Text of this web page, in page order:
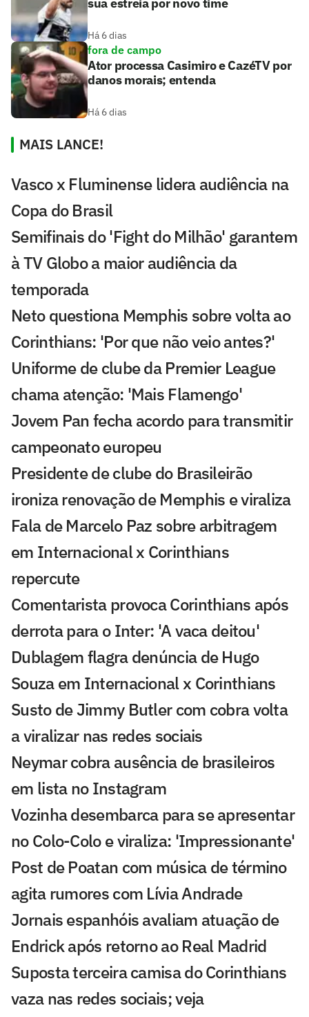
Há 6 dias
fora de campo
Ator processa Casimiro e CazéTV por
danos morais; entenda
Há 6 dias
MAIS LANCE!
Vasco x Fluminense lidera audiência na
Copa do Brasil
Semifinais do 'Fight do Milhão' garantem
à TV Globo a maior audiência da
temporada
Neto questiona Memphis sobre volta ao
Corinthians: 'Por que não veio antes?'
Uniforme de clube da Premier League
chama atenção: 'Mais Flamengo'
Jovem Pan fecha acordo para transmitir
campeonato europeu
Presidente de clube do Brasileirão
ironiza renovação de Memphis e viraliza
Fala de Marcelo Paz sobre arbitragem
em Internacional x Corinthians
repercute
Comentarista provoca Corinthians após
derrota para o Inter: 'A vaca deitou'
Dublagem flagra denúncia de Hugo
Souza em Internacional x Corinthians
Susto de Jimmy Butler com cobra volta
a viralizar nas redes sociais
Neymar cobra ausência de brasileiros
em lista no Instagram
Vozinha desembarca para se apresentar
no Colo-Colo e viraliza: 'Impressionante'
Post de Poatan com música de término
agita rumores com Lívia Andrade
Jornais espanhóis avaliam atuação de
Endrick após retorno ao Real Madrid
Suposta terceira camisa do Corinthians
vaza nas redes sociais; veja